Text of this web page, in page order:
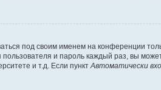
под своим именем на конференции
и пароль каждый раз, вы
и т.д. Если пункт Автоматически